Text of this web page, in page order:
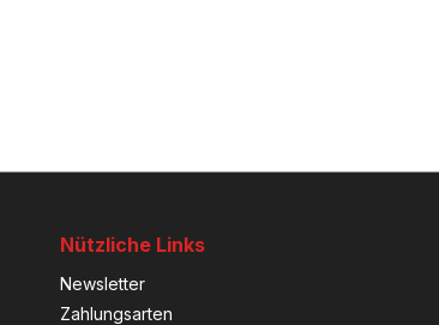
Nützliche Links
Newsletter
Zahlungsarten